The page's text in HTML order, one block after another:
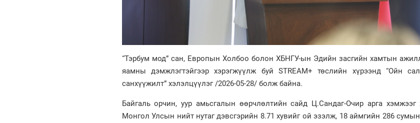
“Тэрбум мод” сан, Европын Холбоо болон ХБНГУ-ын Эдийн засгийн хамтын
яамны дэмжлэгтэйгээр хэрэгжүүлж буй STREAM+ төслийн хүрээнд “Ойн
санхүүжилт” хэлэлцүүлэг /2026-05-28/ болж байна.
Байгаль орчин, уур амьсгалын өөрчлөлтийн сайд Ц.Сандаг-Очир арга хэмжээг
Монгол Улсын нийт нутаг дэвсгэрийн 8.71 хувийг ой эзэлж, 18 аймгийн 286 сумын